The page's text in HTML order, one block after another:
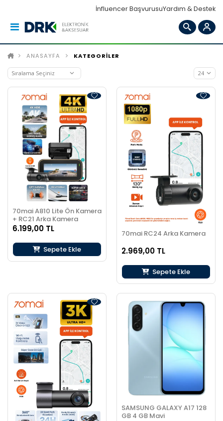
İnfluencer BaşvurusuYardım & Destek
ANASAYFA KATEGORİLER
70mai A810 Lite Ön Kamera
+ RC21 Arka Kamera
6.199,00 TL
Sepete Ekle
70mai RC24 Arka Kamera
2.969,00 TL
Sepete Ekle
SAMSUNG GALAXY A17 128
GB 4 GB Mavi